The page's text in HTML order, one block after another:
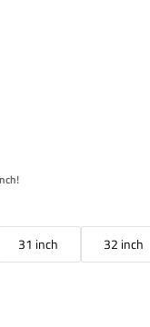
31 inch 32 inch